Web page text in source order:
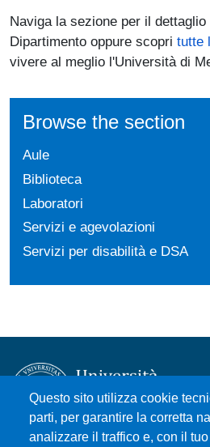
Naviga la sezione per il
Dipartimento oppure scopri tutte
vivere al meglio l'Università di
Browse the section
Aule
Biblioteca
Laboratori
Servizi e agevolazioni
Servizi per disabilità e DSA
Questo sito utilizza cookie
parti, per garantire la corretta
analizzare il traffico e, con il